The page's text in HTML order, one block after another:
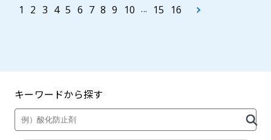
1 2 3 4 5 6 7 8 9 10 ... 15 16
キーワードから探す